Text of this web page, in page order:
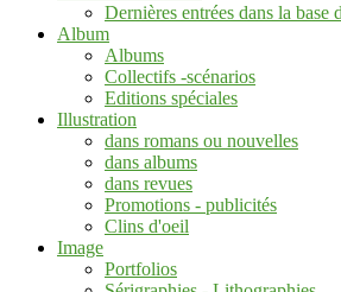
Dernières entrées dans la base
Album
Albums
Collectifs -scénarios
Editions spéciales
Illustration
dans romans ou nouvelles
dans albums
dans revues
Promotions - publicités
Clins d'oeil
Image
Portfolios